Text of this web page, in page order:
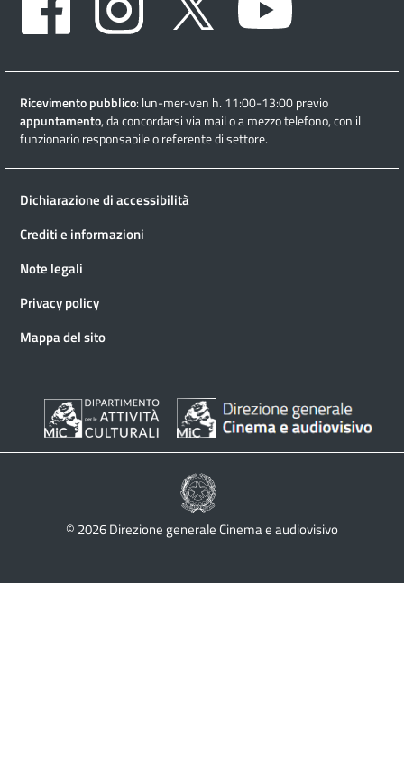
Ricevimento pubblico: lun-mer-ven h. 11:00-13:00 previo
appuntamento, da concordarsi via mail o a mezzo telefono, con il
funzionario responsabile o referente di settore.
Dichiarazione di accessibilità
Crediti e informazioni
Note legali
Privacy policy
Mappa del sito
© 2026 Direzione generale Cinema e audiovisivo